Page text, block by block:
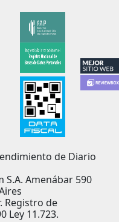
de Diario
S.A. Amenábar 590
Registro de
Ley 11.723.